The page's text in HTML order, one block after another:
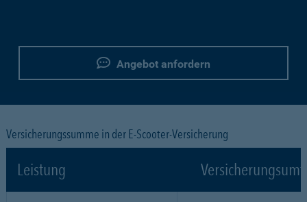
Angebot anfordern
Versicherungssumme in der E-Scooter-Versicherung
Leistung